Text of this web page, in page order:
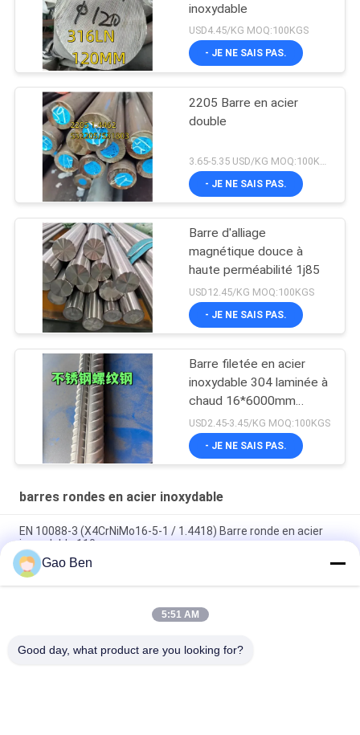
inoxydable
USD4.45/KG MOQ:100KGS
- JE NE SAIS PAS.
2205 Barre en acier
double
3.65-5.35 USD/KG MOQ:100KGS
- JE NE SAIS PAS.
Barre d'alliage
magnétique douce à
haute perméabilité 1j85
USD12.45/KG MOQ:100KGS
- JE NE SAIS PAS.
Barre filetée en acier
inoxydable 304 laminée à
chaud 16*6000mm
SUS304
USD2.45-3.45/KG MOQ:100KGS
- JE NE SAIS PAS.
barres rondes en acier inoxydable
EN 10088-3 (X4CrNiMo16-5-1 / 1.4418) Barre ronde en acier
inoxydable 110 mm
Tige filetée en acier inoxydable 304 Barre d'armature en acier
inoxydable SUS304 Ø22 x 6000mm
Barre ronde ASTM A276 316Ti d'acier inoxydable SUS316Ti
Gao Ben
5:51 AM
Good day, what product are you looking for?